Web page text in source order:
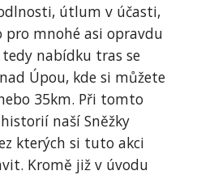
útlum v účasti,
mnohé asi opravdu
nabídku tras se
Úpou, kde si můžete
35km. Při tomto
naší Sněžky
kterých si tuto akci
Kromě již v úvodu